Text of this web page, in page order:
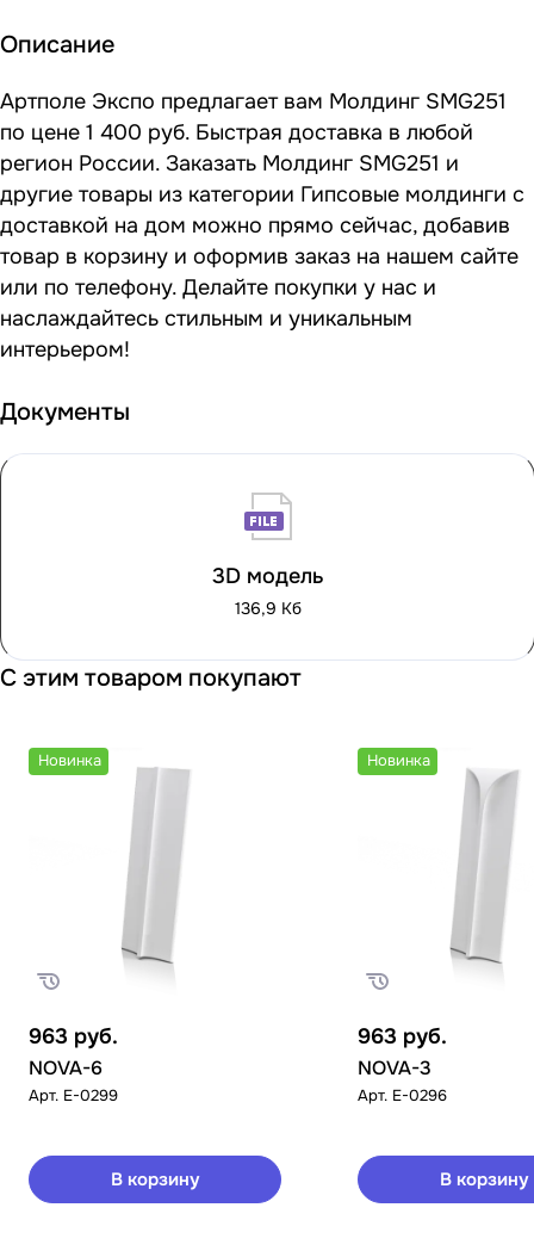
Описание
Артполе Экспо предлагает вам Молдинг SMG251
по цене 1 400 руб. Быстрая доставка в любой
регион России. Заказать Молдинг SMG251 и
другие товары из категории Гипсовые молдинги с
доставкой на дом можно прямо сейчас, добавив
товар в корзину и оформив заказ на нашем сайте
или по телефону. Делайте покупки у нас и
наслаждайтесь стильным и уникальным
интерьером!
Документы
3D модель
136,9 Кб
С этим товаром покупают
Новинка
963 руб.
NOVA-6
Арт. E-0299
В корзину
Новинка
963 руб.
NOVA-3
Арт. E-0296
В корзину